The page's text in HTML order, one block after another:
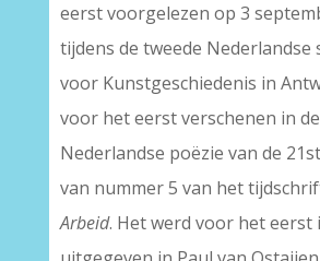
eerst voorgelezen op 3
tijdens de tweede Nederlandse
voor Kunstgeschiedenis in
voor het eerst verschenen in
Nederlandse poëzie van de
van nummer 5 van het
Arbeid. Het werd voor het eerst